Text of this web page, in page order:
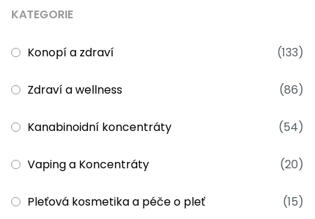
KATEGORIE
Konopí a zdraví (133)
Zdraví a wellness (86)
Kanabinoidní koncentráty (54)
Vaping a Koncentráty (20)
Pleťová kosmetika a péče o pleť (15)